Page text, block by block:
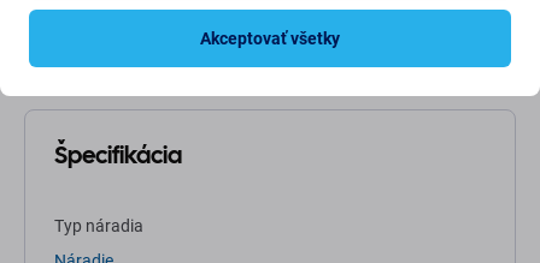
niekedy sa môžu líšiť od skutočného vzhľadu predmetu.
Avšak toto nemení ich základné vlastnosti.
Špecifikácia
Typ náradia
Akceptovať všetky